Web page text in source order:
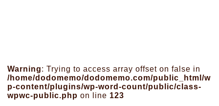
Warning: Trying to access array offset on false in
/home/dodomemo/dodomemo.com/public_html/w
p-content/plugins/wp-word-count/public/class-
wpwc-public.php on line 123